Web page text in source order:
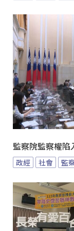
監察院監察權陷
政經 社會 監